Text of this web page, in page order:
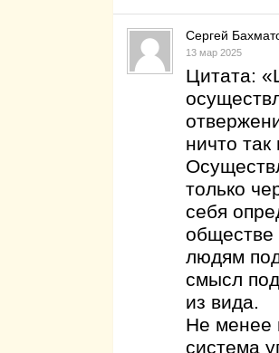
Сергей
13 мар 2025
Цитата:
ничто так
только
себя
обществе
людям
смысл
из вида.
Не менее
система